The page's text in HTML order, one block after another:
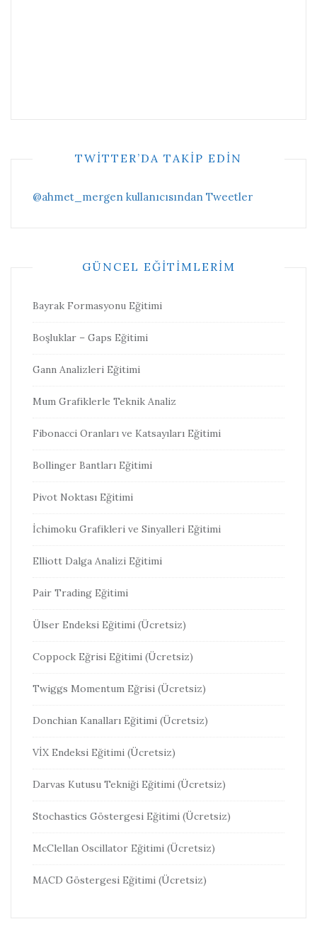
TWITTER’DA TAKIP EDIN
@ahmet_mergen kullanıcısından Tweetler
GÜNCEL EĞITIMLERIM
Bayrak Formasyonu Eğitimi
Boşluklar – Gaps Eğitimi
Gann Analizleri Eğitimi
Mum Grafiklerle Teknik Analiz
Fibonacci Oranları ve Katsayıları Eğitimi
Bollinger Bantları Eğitimi
Pivot Noktası Eğitimi
İchimoku Grafikleri ve Sinyalleri Eğitimi
Elliott Dalga Analizi Eğitimi
Pair Trading Eğitimi
Ülser Endeksi Eğitimi (Ücretsiz)
Coppock Eğrisi Eğitimi (Ücretsiz)
Twiggs Momentum Eğrisi (Ücretsiz)
Donchian Kanalları Eğitimi (Ücretsiz)
VİX Endeksi Eğitimi (Ücretsiz)
Darvas Kutusu Tekniği Eğitimi (Ücretsiz)
Stochastics Göstergesi Eğitimi (Ücretsiz)
McClellan Oscillator Eğitimi (Ücretsiz)
MACD Göstergesi Eğitimi (Ücretsiz)